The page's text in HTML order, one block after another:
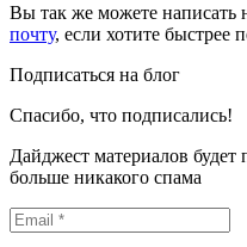
Вы так же можете написать
почту, если хотите быстрее
Подписаться на блог
Спасибо, что подписались!
Дайджест материалов будет
больше никакого спама